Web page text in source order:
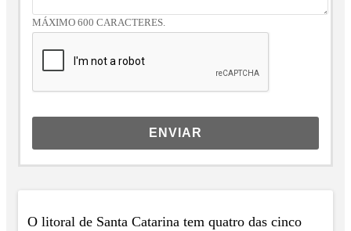
MÁXIMO 600 CARACTERES.
ENVIAR
O litoral de Santa Catarina tem quatro das cinco